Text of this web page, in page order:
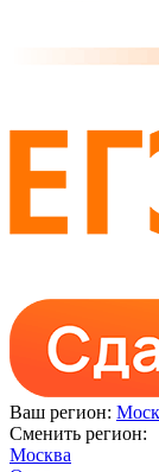
Ваш регион:
Сменить регион:
Москва